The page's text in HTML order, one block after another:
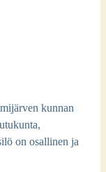
kunnan
on osallinen ja